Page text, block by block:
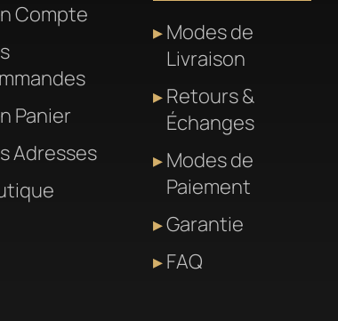
Compte
Panier
Adresses
Modes de
Livraison
Retours &
Échanges
Modes de
Paiement
Garantie
FAQ